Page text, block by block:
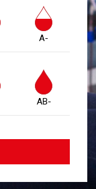
A-
AB-